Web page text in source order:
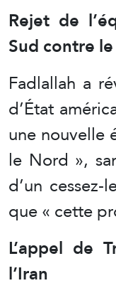
Rejet de
Sud contre
Fadlallah a
d’État
une nouvelle
le Nord »,
d’un
que « cette
L’appel de
l’Iran